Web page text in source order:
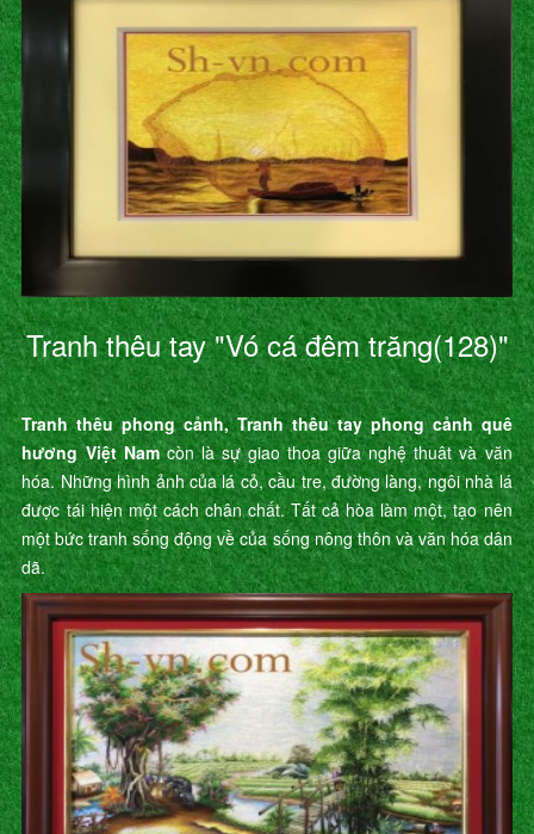
Tranh thêu tay "Vó cá đêm trăng(128)"
Tranh thêu phong cảnh, Tranh thêu tay phong cảnh quê
hương Việt Namcòn là sự giao thoa giữa nghệ thuât và văn
hóa. Những hình ảnh của lá cỏ, cầu tre, đường làng, ngôi nhà lá
được tái hiện một cách chân chất. Tất cả hòa làm một, tạo nên
một bức tranh sống động về của sống nông thôn và văn hóa dân
dã.